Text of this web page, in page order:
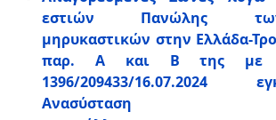
εστιών Πανώλης
μηρυκαστικών στην Ελλάδα-
παρ. Α και Β της με
1396/209433/16.07.2024
Ανασύσταση